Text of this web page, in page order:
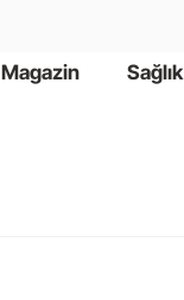
Magazin Sağlık